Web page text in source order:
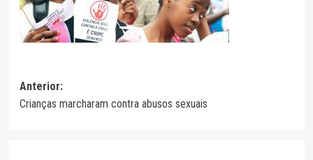
Navegação
de
Anterior:
Crianças marcharam contra abusos sexuais